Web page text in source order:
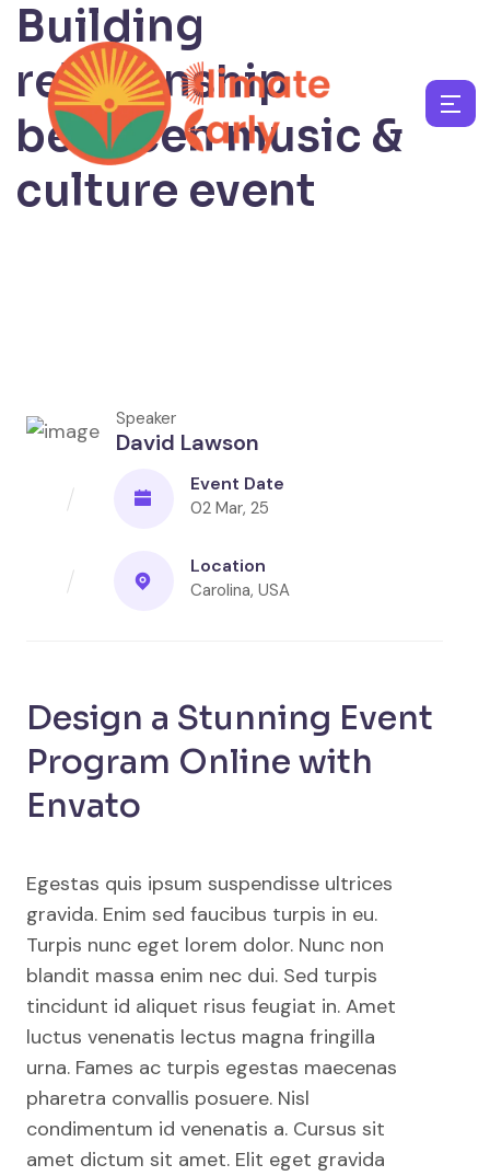
Building
relationship
between music &
culture event
Speaker
David Lawson
Event Date
02 Mar, 25
Location
Carolina, USA
Design a Stunning Event
Program Online with
Envato
Egestas quis ipsum suspendisse ultrices
gravida. Enim sed faucibus turpis in eu.
Turpis nunc eget lorem dolor. Nunc non
blandit massa enim nec dui. Sed turpis
tincidunt id aliquet risus feugiat in. Amet
luctus venenatis lectus magna fringilla
urna. Fames ac turpis egestas maecenas
pharetra convallis posuere. Nisl
condimentum id venenatis a. Cursus sit
amet dictum sit amet. Elit eget gravida